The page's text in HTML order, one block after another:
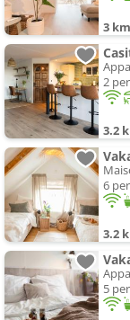
3 km
2
3.2
6
3.2
5